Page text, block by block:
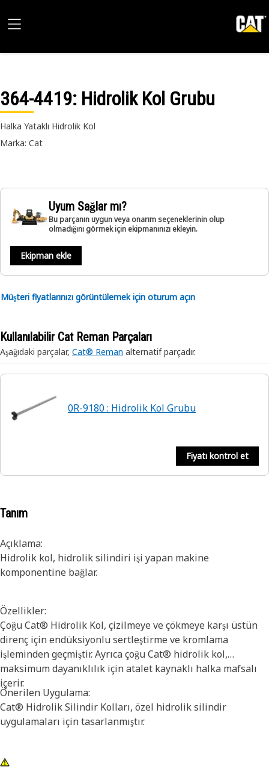
364-4419: Hidrolik Kol Grubu
Halka Yataklı Hidrolik Kol
Marka: Cat
Uyum Sağlar mı?
Bu parçanın uygun veya onarım seçeneklerinin olup
olmadığını görmek için ekipmanınızı ekleyin.
Ekipman ekle
Müşteri fiyatlarınızı görüntülemek için oturum açın
Kullanılabilir Cat Reman Parçaları
Aşağıdaki parçalar, Cat® Reman alternatif parçadır.
0R-9180 : Hidrolik Kol Grubu
Fiyatı kontrol et
Tanım
Açıklama:
Hidrolik kol, hidrolik silindiri işi yapan makine
komponentine bağlar.
Özellikler:
Çoğu Cat® Hidrolik Kol, çizilmeye ve çökmeye karşı üstün
direnç için endüksiyonlu sertleştirme ve kromlama
işleminden geçmiştir. Ayrıca çoğu Cat® hidrolik kol,
maksimum dayanıklılık için atalet kaynaklı halka mafsalı
içerir.
Önerilen Uygulama:
Cat® Hidrolik Silindir Kolları, özel hidrolik silindir
uygulamaları için tasarlanmıştır.